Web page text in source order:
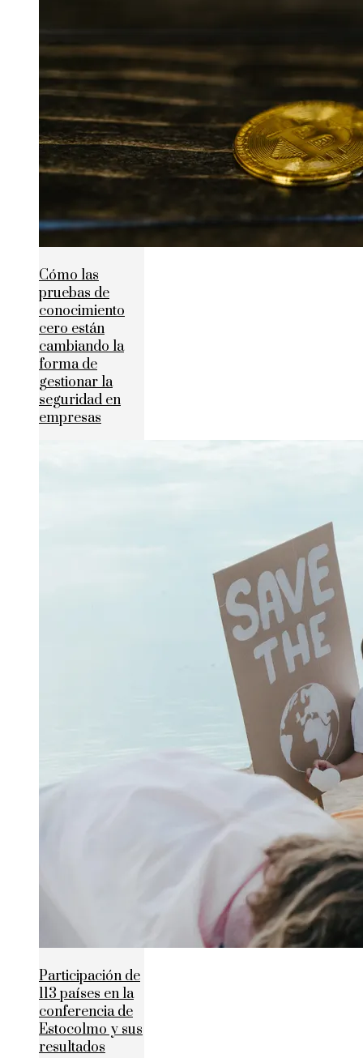
Cómo las
pruebas de
conocimiento
cero están
cambiando la
forma de
gestionar la
seguridad en
empresas
Participación de
113 países en la
conferencia de
Estocolmo y sus
resultados